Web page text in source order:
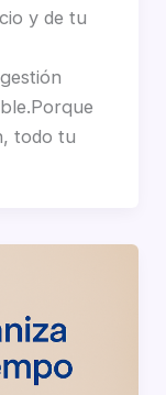
y de tu
todo tu